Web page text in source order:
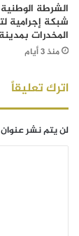
الشرطة
شبكة إجرامية
المخدرات
منذ 3 أيام
اترك تعليقاً
لن يتم نشر عنوان